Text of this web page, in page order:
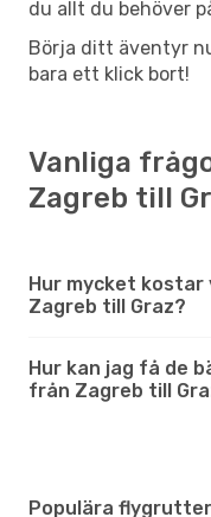
du allt du behöver
Börja ditt äventyr
bara ett klick bort!
Vanliga
Zagreb till
Hur mycket
Zagreb till Graz?
Hur kan jag få de
från Zagreb till
Populära flygrutter